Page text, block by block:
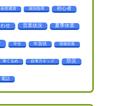
仮想通貨 個別指導 初心者
せ 営業状況 夏季休業
学生 年賀状 情報収集
筆ぐるめ 自考力キッズ 防災
電話